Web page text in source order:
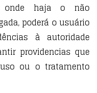
haja o não
poderá o usuário
à autoridade
providencias que
ou o tratamento